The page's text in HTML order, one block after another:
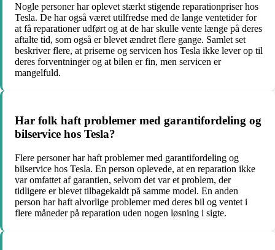
Nogle personer har oplevet stærkt stigende reparationpriser hos
Tesla. De har også været utilfredse med de lange ventetider for
at få reparationer udført og at de har skulle vente længe på deres
aftalte tid, som også er blevet ændret flere gange. Samlet set
beskriver flere, at priserne og servicen hos Tesla ikke lever op til
deres forventninger og at bilen er fin, men servicen er
mangelfuld.
Har folk haft problemer med garantifordeling og
bilservice hos Tesla?
Flere personer har haft problemer med garantifordeling og
bilservice hos Tesla. En person oplevede, at en reparation ikke
var omfattet af garantien, selvom det var et problem, der
tidligere er blevet tilbagekaldt på samme model. En anden
person har haft alvorlige problemer med deres bil og ventet i
flere måneder på reparation uden nogen løsning i sigte.